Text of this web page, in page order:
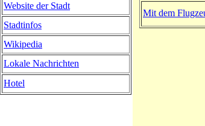
Mit dem
Website der Stadt
Stadtinfos
Wikipedia
Lokale Nachrichten
Hotel